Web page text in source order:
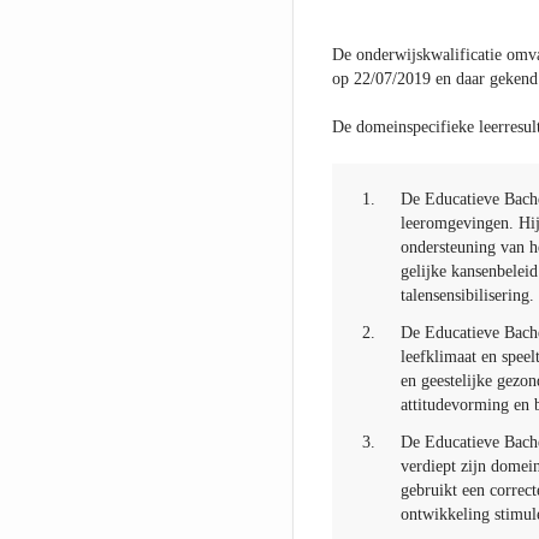
De onderwijskwalificatie
op 22/07/2019 en daar
De domeinspecifieke
1.
De Educatieve
leeromgevingen.
ondersteuning van
gelijke
talensensibilisering.
2.
De Educatieve
leefklimaat en
en geestelijke
attitudevorming en
3.
De Educatieve
verdiept zijn
gebruikt een
ontwikkeling